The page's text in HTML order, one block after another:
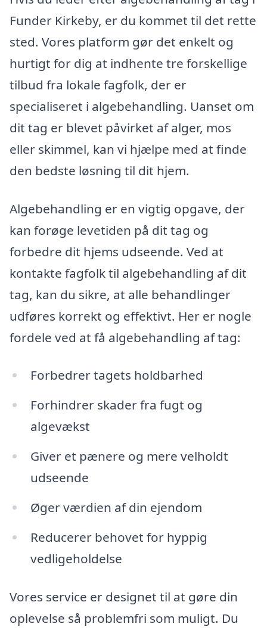
Funder Kirkeby, er du kommet til det rette
sted. Vores platform gør det enkelt og
hurtigt for dig at indhente tre forskellige
tilbud fra lokale fagfolk, der er
specialiseret i algebehandling. Uanset om
dit tag er blevet påvirket af alger, mos
eller skimmel, kan vi hjælpe med at finde
den bedste løsning til dit hjem.
Algebehandling er en vigtig opgave, der
kan forøge levetiden på dit tag og
forbedre dit hjems udseende. Ved at
kontakte fagfolk til algebehandling af dit
tag, kan du sikre, at alle behandlinger
udføres korrekt og effektivt. Her er nogle
fordele ved at få algebehandling af tag:
Forbedrer tagets holdbarhed
Forhindrer skader fra fugt og
algevækst
Giver et pænere og mere velholdt
udseende
Øger værdien af din ejendom
Reducerer behovet for hyppig
vedligeholdelse
Vores service er designet til at gøre din
oplevelse så problemfri som muligt. Du